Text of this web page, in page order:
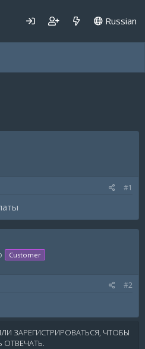
Russian
#1
Customer
#2
ЗАРЕГИСТРИРОВАТЬСЯ, ЧТОБЫ
ОТВЕЧАТЬ.